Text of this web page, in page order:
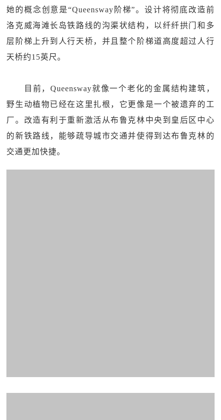
她的概念创意是“Queensway阶梯”。设计将彻底改造前
洛克威海滩长岛铁路线的沟渠状结构，以纤纤拱门和多
层阶梯上升到人行天桥，并且整个阶梯道高度超过人行
天桥约15英尺。
目前，Queensway就像一个老化的金属结构建筑，
野生动植物已经在这里扎根，它更像是一个被遗弃的工
厂。改造有利于重新激活从布鲁克林中央到皇后区中心
的新铁路线，能够疏导城市交通并使得到达布鲁克林的
交通更加快捷。